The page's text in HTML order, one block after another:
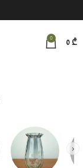
0
0 ₾
›